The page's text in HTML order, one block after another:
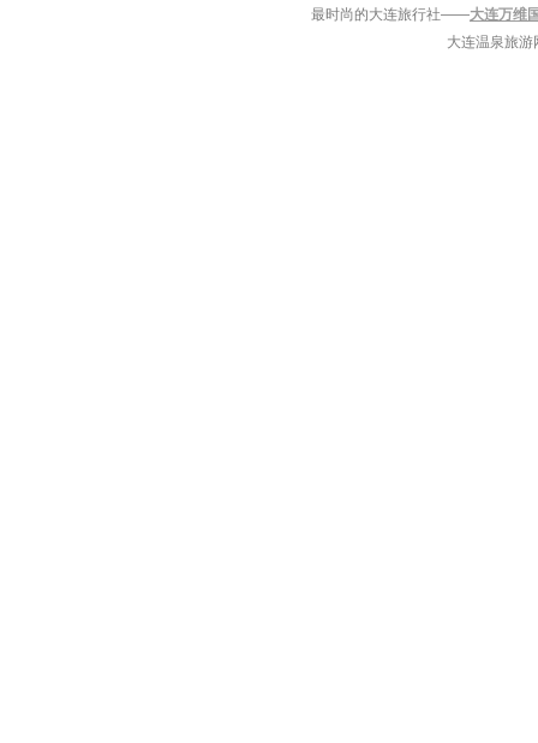
最时尚的大连旅行社——大连万维
大连温泉旅